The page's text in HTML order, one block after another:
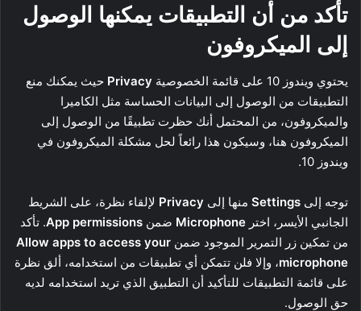
تأكد من أن التطبيقات يمكنها الوصول
إلى الميكروفون
يحتوي ويندوز 10 على قائمة الخصوصية Privacy حيث يمكنك منع
التطبيقات من الوصول إلى البيانات الحساسة مثل الكاميرا
والميكروفون، من المحتمل أنك حظرت تطبيقًا من الوصول إلى
الميكروفون هنا، وسيكون هذا رائعاً لحل مشكلة الميكروفون في
ويندوز 10.
توجه إلى Settings منها إلى Privacy لإلقاء نظرة، على الشريط
الجانبي الأيسر، اختر Microphone ضمن App permissions. تأكد
من تمكين زر التمرير الموجود ضمن Allow apps to access your
microphone، وإلا فلن تتمكن أي تطبيقات من استخدامه، ألق نظرة
على قائمة التطبيقات للتأكيد أن التطبيق الذي تريد استخدامه لديه
حق الوصول.